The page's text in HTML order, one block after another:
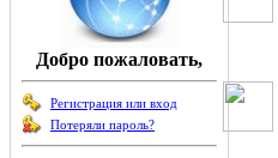
Добро пожаловать,
Регистрация или вход
Потеряли пароль?